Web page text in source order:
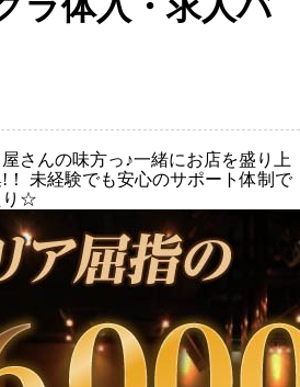
さんの味方っ♪一緒にお店を盛り上
！ 未経験でも安心のサポート体制で
り☆